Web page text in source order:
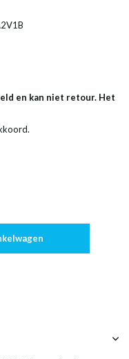
en kan niet retour. Het